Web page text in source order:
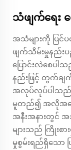
သံဖျက်ရေ
အသံများကို ပြ
ဖျက်သိမ်းမှုနည်
ပြောင်းလဲစေပ
နည်းဖြင့် တွက်ချ
အလုပ်လုပ်ပါသည်။
မူတည်၍ အလိုအလျ
အနီးအနားတွင်
များသည် ကြိုးစ
မှုစွမ်းရည်ရှိသေ